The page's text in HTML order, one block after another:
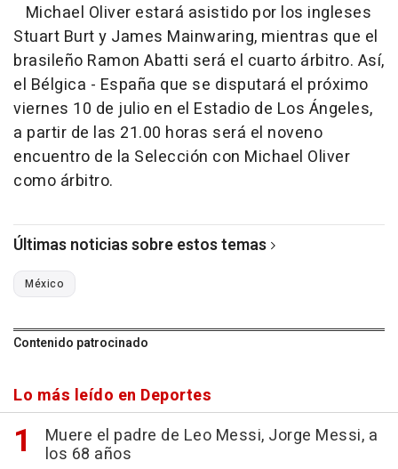
Michael Oliver estará asistido por los ingleses
Stuart Burt y James Mainwaring, mientras que el
brasileño Ramon Abatti será el cuarto árbitro. Así,
el Bélgica - España que se disputará el próximo
viernes 10 de julio en el Estadio de Los Ángeles,
a partir de las 21.00 horas será el noveno
encuentro de la Selección con Michael Oliver
como árbitro.
Últimas noticias sobre estos temas
México
Contenido patrocinado
Lo más leído en Deportes
Muere el padre de Leo Messi, Jorge Messi, a
los 68 años